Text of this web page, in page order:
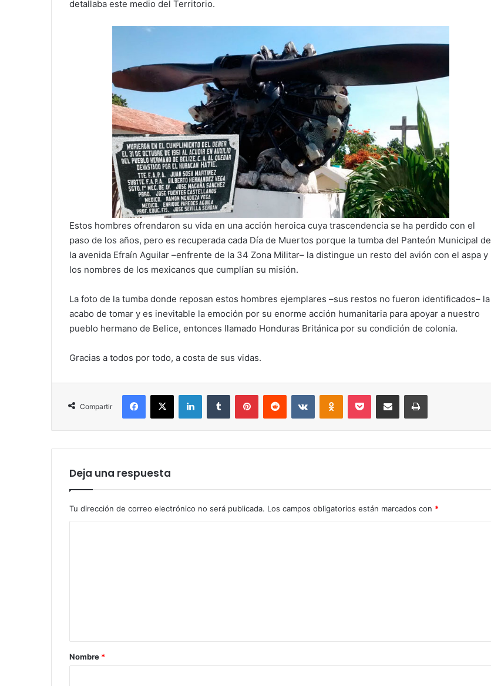
detallaba este medio del Territorio.
Estos hombres ofrendaron su vida en una acción heroica cuya trascendencia se ha perdido con el
paso de los años, pero es recuperada cada Día de Muertos porque la tumba del Panteón Municipal de
la avenida Efraín Aguilar –enfrente de la 34 Zona Militar– la distingue un resto del avión con el aspa y
los nombres de los mexicanos que cumplían su misión.
La foto de la tumba donde reposan estos hombres ejemplares –sus restos no fueron identificados– la
acabo de tomar y es inevitable la emoción por su enorme acción humanitaria para apoyar a nuestro
pueblo hermano de Belice, entonces llamado Honduras Británica por su condición de colonia.
Gracias a todos por todo, a costa de sus vidas.
Compartir
Facebook
X LinkedInTumblr PinterestReddit VKontakteOdnoklassniki
Pocket Compartir por correo electrónicoImprimir
Deja una respuesta
Tu dirección de correo electrónico no será publicada. Los campos obligatorios están marcados con *
rNombre *